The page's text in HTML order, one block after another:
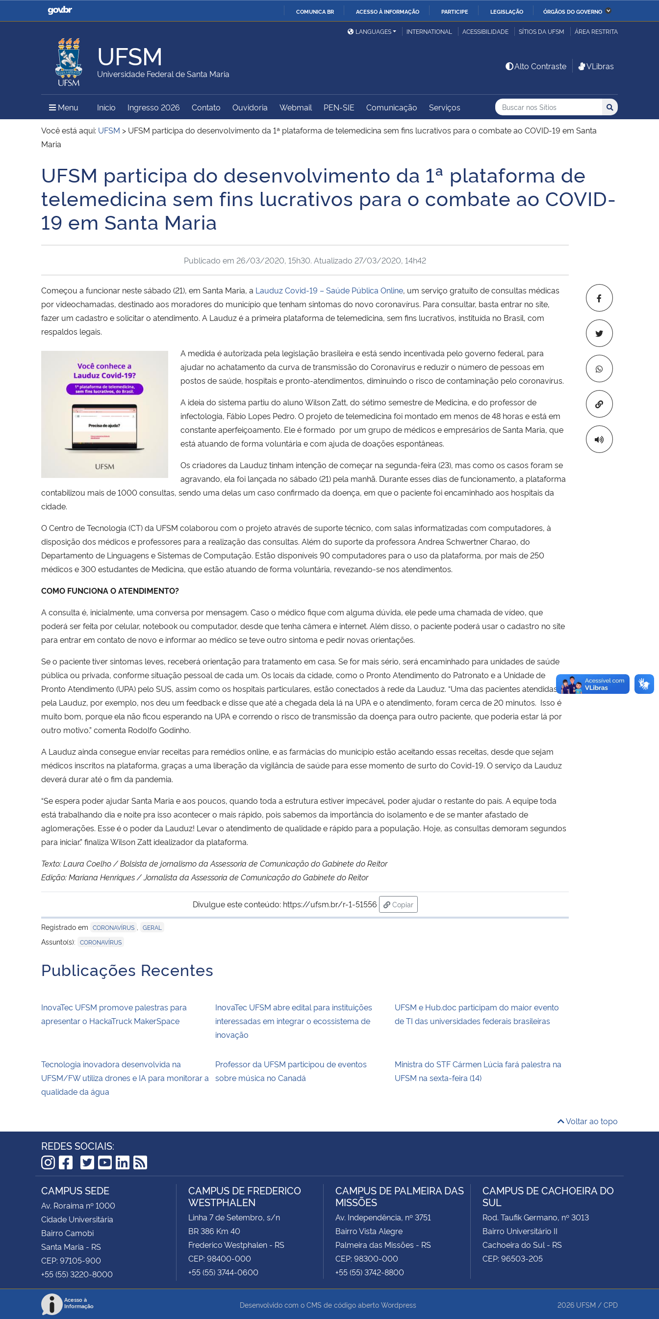
COMUNICA BR ACESSO À INFORMAÇÃO PARTICIPE LEGISLAÇÃO ÓRGÃOS DO GOVERNO
Casa Civil
Ministério da Justiça e
Ministério da Defesa
Ministério das Relações
Exteriores
Ministério da Economia Ministério da Infraestrutura
Ministério da Agricultura,
Pecuária e Abastecimento
Ministério da Educação
Ministério da Ciência,
Tecnologia, Inovações e
Ministério do Meio Ambiente Ministério do Turismo
Ministério do
Desenvolvimento Regional
Controladoria-Geral da
União
Ministério da Mulher, da
Família e dos Direitos
Gabinete de Segurança
Institucional
Advocacia-Geral da União Planalto
LANGUAGES INTERNATIONAL ACESSIBILIDADE SÍTIOS DA UFSM ÁREA RESTRITA
UFSM
Universidade Federal de Santa Maria
Alto Contraste VLibras
Menu Menu Principal do Sítio
Início Ingresso 2026 Contato Ouvidoria Webmail PEN-SIE Comunicação Serviços Busca
Buscar no nos Sítios
Busca: Buscar
Você está aqui: UFSM > UFSM participa do desenvolvimento da 1ª plataforma de telemedicina sem fins lucrativos para o combate ao COVID-19 em Santa
Maria
Início do conteúdo
UFSM participa do desenvolvimento da 1ª plataforma de
telemedicina sem fins lucrativos para o combate ao COVID-
19 em Santa Maria
Copiar para
Publicado em 26/03/2020, 15h30. Atualizado 27/03/2020, 14h42
Começou a funcionar neste sábado (21), em Santa Maria, a Lauduz Covid-19 – Saúde Pública Online, um serviço gratuito de consultas médicas
por videochamadas, destinado aos moradores do município que tenham sintomas do novo coronavírus. Para consultar, basta entrar no site,
fazer um cadastro e solicitar o atendimento. A Lauduz é a primeira plataforma de telemedicina, sem fins lucrativos, instituída no Brasil, com
respaldos legais.
A medida é autorizada pela legislação brasileira e está sendo incentivada pelo governo federal, para
ajudar no achatamento da curva de transmissão do Coronavírus e reduzir o número de pessoas em
postos de saúde, hospitais e pronto-atendimentos, diminuindo o risco de contaminação pelo coronavírus.
A ideia do sistema partiu do aluno Wilson Zatt, do sétimo semestre de Medicina, e do professor de
infectologia, Fábio Lopes Pedro. O projeto de telemedicina foi montado em menos de 48 horas e está em
constante aperfeiçoamento. Ele é formado por um grupo de médicos e empresários de Santa Maria, que
está atuando de forma voluntária e com ajuda de doações espontâneas.
Os criadores da Lauduz tinham intenção de começar na segunda-feira (23), mas como os casos foram se
agravando, ela foi lançada no sábado (21) pela manhã. Durante esses dias de funcionamento, a plataforma
contabilizou mais de 1000 consultas, sendo uma delas um caso confirmado da doença, em que o paciente foi encaminhado aos hospitais da
cidade.
O Centro de Tecnologia (CT) da UFSM colaborou com o projeto através de suporte técnico, com salas informatizadas com computadores, à
disposição dos médicos e professores para a realização das consultas. Além do suporte da professora Andrea Schwertner Charao, do
Departamento de Linguagens e Sistemas de Computação. Estão disponíveis 90 computadores para o uso da plataforma, por mais de 250
médicos e 300 estudantes de Medicina, que estão atuando de forma voluntária, revezando-se nos atendimentos.
COMO FUNCIONA O ATENDIMENTO?
A consulta é, inicialmente, uma conversa por mensagem. Caso o médico fique com alguma dúvida, ele pede uma chamada de vídeo, que
poderá ser feita por celular, notebook ou computador, desde que tenha câmera e internet. Além disso, o paciente poderá usar o cadastro no site
para entrar em contato de novo e informar ao médico se teve outro sintoma e pedir novas orientações.
Se o paciente tiver sintomas leves, receberá orientação para tratamento em casa. Se for mais sério, será encaminhado para unidades de saúde
pública ou privada, conforme situação pessoal de cada um. Os locais da cidade, como o Pronto Atendimento do Patronato e a Unidade de
Pronto Atendimento (UPA) pelo SUS, assim como os hospitais particulares, estão conectados à rede da Lauduz. “Uma das pacientes atendidas
pela Lauduz, por exemplo, nos deu um feedback e disse que até a chegada dela lá na UPA e o atendimento, foram cerca de 20 minutos. Isso é
muito bom, porque ela não ficou esperando na UPA e correndo o risco de transmissão da doença para outro paciente, que poderia estar lá por
outro motivo.” comenta Rodolfo Godinho.
A Lauduz ainda consegue enviar receitas para remédios online, e as farmácias do município estão aceitando essas receitas, desde que sejam
médicos inscritos na plataforma, graças a uma liberação da vigilância de saúde para esse momento de surto do Covid-19. O serviço da Lauduz
deverá durar até o fim da pandemia.
“Se espera poder ajudar Santa Maria e aos poucos, quando toda a estrutura estiver impecável, poder ajudar o restante do país. A equipe toda
está trabalhando dia e noite pra isso acontecer o mais rápido, pois sabemos da importância do isolamento e de se manter afastado de
aglomerações. Esse é o poder da Lauduz! Levar o atendimento de qualidade e rápido para a população. Hoje, as consultas demoram segundos
para iniciar.” finaliza Wilson Zatt idealizador da plataforma.
Texto: Laura Coelho / Bolsista de jornalismo da Assessoria de Comunicação do Gabinete do Reitor
Edição: Mariana Henriques / Jornalista da Assessoria de Comunicação do Gabinete do Reitor
Divulgue este conteúdo: https://ufsm.br/r-1-51556
Copiar
para área de transferência
Registrado em CORONAVÍRUS GERAL
Assunto(s): CORONAVÍRUS
Publicações Recentes
InovaTec UFSM promove palestras para
apresentar o HackaTruck MakerSpace
InovaTec UFSM abre edital para instituições
interessadas em integrar o ecossistema de
inovação
UFSM e Hub.doc participam do maior evento
de TI das universidades federais brasileiras
Tecnologia inovadora desenvolvida na
UFSM/FW utiliza drones e IA para monitorar a
qualidade da água
Professor da UFSM participou de eventos
sobre música no Canadá
Ministra do STF Cármen Lúcia fará palestra na
UFSM na sexta-feira (14)
Voltar ao topo
REDES SOCIAIS:
Instagram
Facebook
TikTok
Twitter
YouTube
LinkedIn
RSS
CAMPUS SEDE
Av. Roraima nº 1000
Cidade Universitária
Bairro Camobi
Santa Maria - RS
CEP: 97105-900
+55 (55) 3220-8000
CAMPUS DE FREDERICO
WESTPHALEN
Linha 7 de Setembro, s/n
BR 386 Km 40
Frederico Westphalen - RS
CEP: 98400-000
+55 (55) 3744-0600
CAMPUS DE PALMEIRA DAS
MISSÕES
Av. Independência, nº 3751
Bairro Vista Alegre
Palmeira das Missões - RS
CEP: 98300-000
+55 (55) 3742-8800
CAMPUS DE CACHOEIRA DO
SUL
Rod. Taufik Germano, nº 3013
Bairro Universitário II
Cachoeira do Sul - RS
CEP: 96503-205
Acesso à
Informação
Desenvolvido com o CMS de código aberto Wordpress 2026 UFSM / CPD